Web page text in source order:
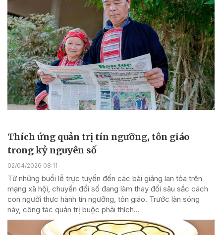
Thích ứng quản trị tín ngưỡng, tôn giáo
trong kỷ nguyên số
02/04/2026 08:11
Từ những buổi lễ trực tuyến đến các bài giảng lan tỏa trên
mạng xã hội, chuyển đổi số đang làm thay đổi sâu sắc cách
con người thực hành tín ngưỡng, tôn giáo. Trước làn sóng
này, công tác quản trị buộc phải thích...